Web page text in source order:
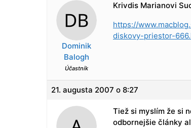
Dominik
Balogh
Účastník
Krivdis Marianovi
https://
diskovy-priestor-
21. augusta 2007 o 8:27
Tiež si myslím že si
odbornejšie články